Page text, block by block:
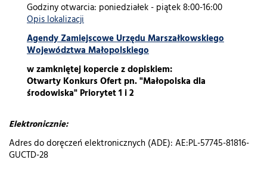
Godziny otwarcia: poniedziałek - piątek 8:00-16:00
Opis lokalizacji
Agendy Zamiejscowe Urzędu Marszałkowskiego
Województwa Małopolskiego
w zamkniętej kopercie z dopiskiem:
Otwarty Konkurs Ofert pn. "Małopolska dla
środowiska" Priorytet 1 i 2
Elektronicznie:
Adres do doręczeń elektronicznych (ADE): AE:PL-57745-81816-
GUCTD-28